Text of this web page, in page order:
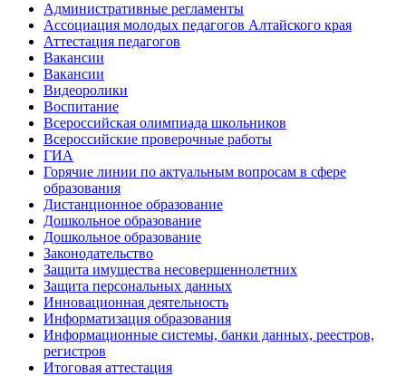
Административные регламенты
Ассоциация молодых педагогов Алтайского края
Аттестация педагогов
Вакансии
Вакансии
Видеоролики
Воспитание
Всероссийская олимпиада школьников
Всероссийские проверочные работы
ГИА
Горячие линии по актуальным вопросам в сфере
образования
Дистанционное образование
Дошкольное образование
Дошкольное образование
Законодательство
Защита имущества несовершеннолетних
Защита персональных данных
Инновационная деятельность
Информатизация образования
Информационные системы, банки данных, реестров,
регистров
Итоговая аттестация